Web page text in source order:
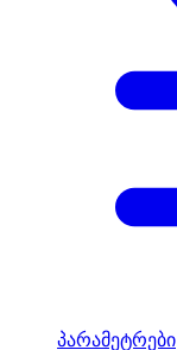
პარამეტრები